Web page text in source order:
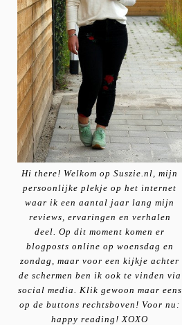
Hi there! Welkom op Suszie.nl, mijn
persoonlijke plekje op het internet
waar ik een aantal jaar lang mijn
reviews, ervaringen en verhalen
deel. Op dit moment komen er
blogposts online op woensdag en
zondag, maar voor een kijkje achter
de schermen ben ik ook te vinden via
social media. Klik gewoon maar eens
op de buttons rechtsboven! Voor nu:
happy reading! XOXO